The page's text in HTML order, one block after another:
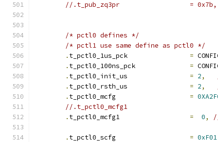
//
/* pctl0 defines */
/* pctl1 use same define as pctl0 */
.
=
.
=
.
= 2,
.
= 2,
.
=
. = 0,
. = 0xF01